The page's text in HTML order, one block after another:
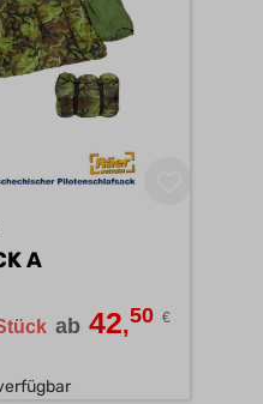
PILOTSCHLAFSACK A
ab 42,50 €